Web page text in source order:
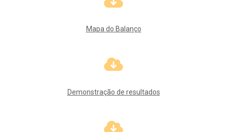
Mapa do Balanço
Demonstração de resultados